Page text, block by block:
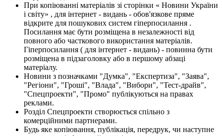
При копіюванні матеріалів зі сторінки « Новини України
і світу» , для інтернет - видань - обов'язкове пряме
відкрите для пошукових систем гіперпосилання .
Посилання має бути розміщена в незалежності від
повного або часткового використання матеріалів.
Гіперпосилання ( для інтернет - видань) - повинна бути
розміщена в підзаголовку або в першому абзаці
матеріалу.
Новини з позначками "Думка", "Експертиза", "Заява",
"Регіони", "Гроші", "Влада", "Вибори", "Тест-драйв",
"Спецпроекти", "Промо" публікуються на правах
реклами.
Розділ Спецпроекти створюється спільно з
комерційними партнерами.
Будь яке копіювання, публікація, передрук, чи наступне